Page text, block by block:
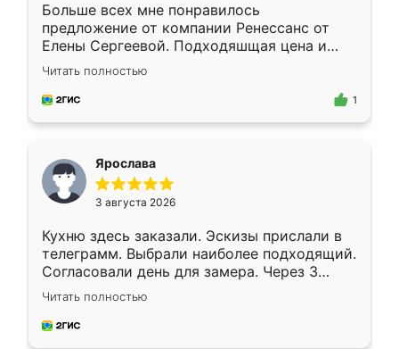
Больше всех мне понравилось
предложение от компании Ренессанс от
Елены Сергеевой. Подходяшщая цена и
короткие сроки изготовления. Приехавший
для замера сотрудник Владислав
предложил по моему эскизу самый
Читать полностью
1
Ярослава
3 августа 2026
Кухню здесь заказали. Эскизы прислали в
телеграмм. Выбрали наиболее подходящий.
Согласовали день для замера. Через 3
недели кухня была уже готова. Остались
довольны работой. Спасибо Ренессанс
мебель за качественную работу!
Читать полностью